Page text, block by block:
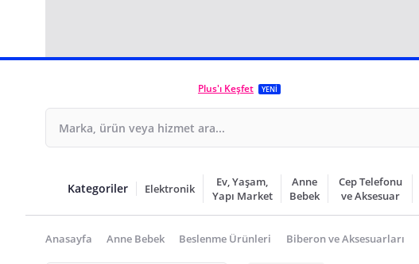
Plus'ı Keşfet YENİ
Kategoriler Elektronik
Ev, Yaşam,
Yapı Market
Anne
Bebek
Cep Telefonu
ve Aksesuar
Anasayfa Anne Bebek Beslenme Ürünleri Biberon ve Aksesuarları